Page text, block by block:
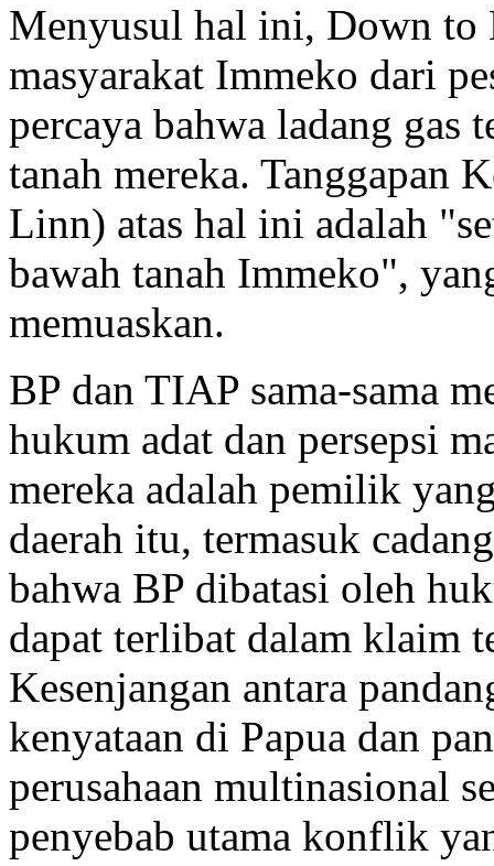
Menyusul hal ini, Down to
masyarakat Immeko dari
percaya bahwa ladang gas
tanah mereka. Tanggapan
Linn) atas hal ini adalah
bawah tanah Immeko",
memuaskan.
BP dan TIAP sama-sama
hukum adat dan persepsi
mereka adalah pemilik
daerah itu, termasuk
bahwa BP dibatasi oleh
dapat terlibat dalam klaim
Kesenjangan antara
kenyataan di Papua dan
perusahaan multinasional
penyebab utama konflik